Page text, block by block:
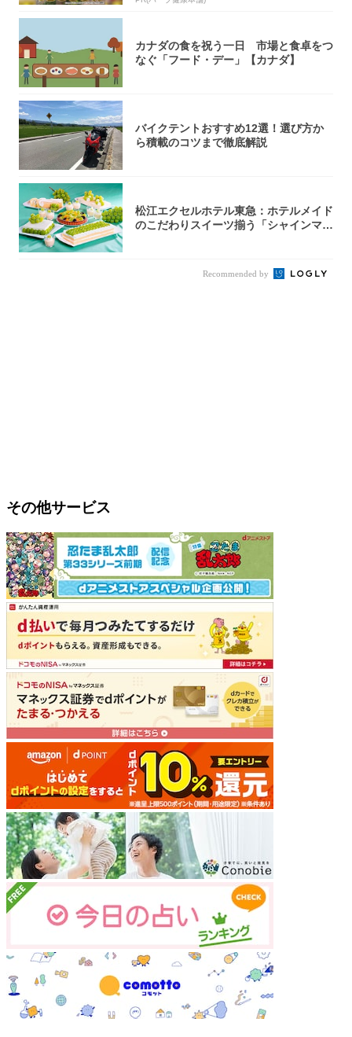
カナダの食を祝う一日 市場と食卓をつ
なぐ「フード・デー」【カナダ】
バイクテントおすすめ12選！選び方か
ら積載のコツまで徹底解説
松江エクセルホテル東急：ホテルメイド
のこだわりスイーツ揃う「シャインマス
Recommended by
その他サービス